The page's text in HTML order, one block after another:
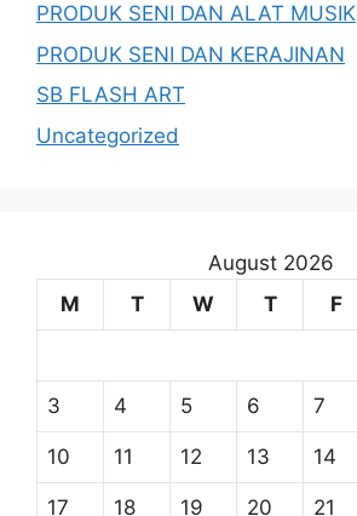
PRODUK SENI DAN ALAT MUSIK
PRODUK SENI DAN KERAJINAN
SB FLASH ART
Uncategorized
August 2026
M
T W T F
3 4 5 6 7
10 11 12 13 14
17 18 19 20 21